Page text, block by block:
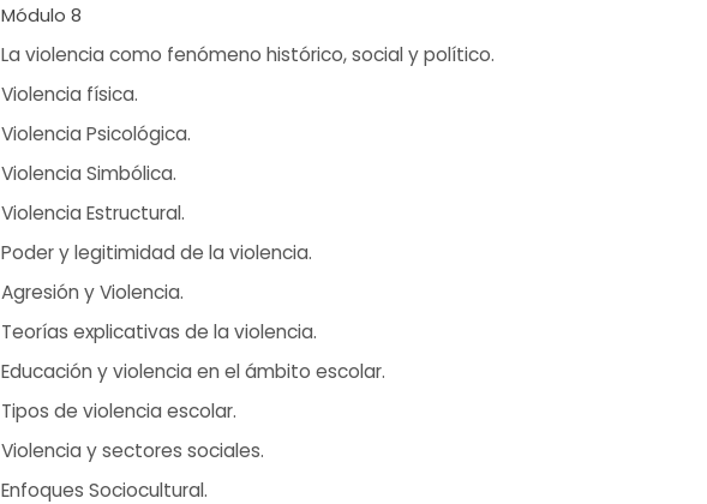
Módulo 8
La violencia como fenómeno histórico, social y político.
Violencia física.
Violencia Psicológica.
Violencia Simbólica.
Violencia Estructural.
Poder y legitimidad de la violencia.
Agresión y Violencia.
Teorías explicativas de la violencia.
Educación y violencia en el ámbito escolar.
Tipos de violencia escolar.
Violencia y sectores sociales.
Enfoques Sociocultural.